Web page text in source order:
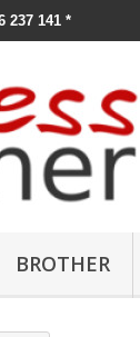
237 141 *
BROTHER